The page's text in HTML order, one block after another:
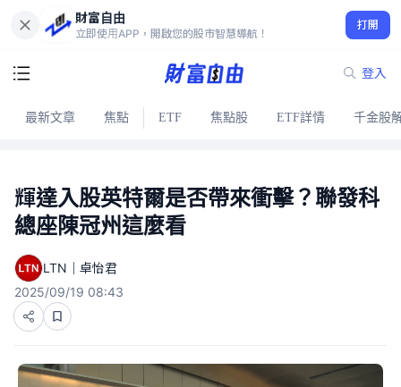
財富自由
立即使用APP，開啟您的股市智慧導航！
打開
登入
最新文章 焦點 ETF 焦點股 ETF詳情 千金股
輝達入股英特爾是否帶來衝擊？聯發科
總座陳冠州這麼看
LTN｜卓怡君
2025/09/19 08:43